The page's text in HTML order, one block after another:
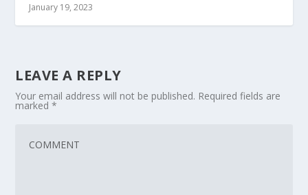
January 19, 2023
LEAVE A REPLY
Your email address will not be published. Required fields are
marked*